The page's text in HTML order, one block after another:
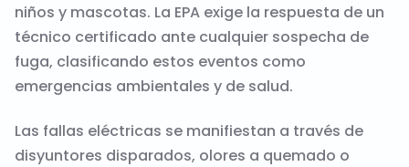
niños y mascotas. La EPA exige la respuesta de un
técnico certificado ante cualquier sospecha de
fuga, clasificando estos eventos como
emergencias ambientales y de salud.
Las fallas eléctricas se manifiestan a través de
disyuntores disparados, olores a quemado o